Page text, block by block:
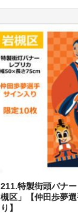
211.特製街頭バナ
槻区」【仲田歩夢
り】